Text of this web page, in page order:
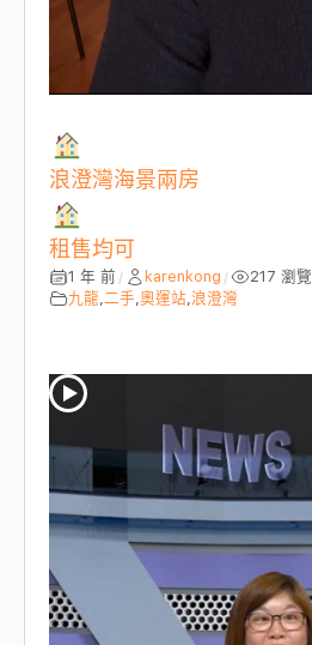
浪澄灣海景兩房
租售均可
1 年 前 / karenkong / 217 瀏覽
九龍,二手,奧運站,浪澄灣